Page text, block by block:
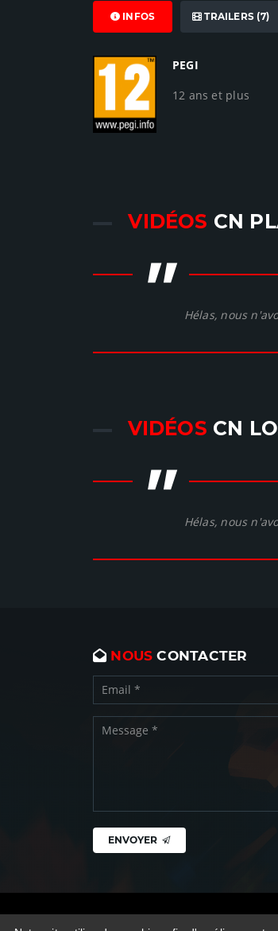
INFOS TRAILERS (7)
PEGI
12 ans et plus
VIDÉOS CN
" Hélas, nous
VIDÉOS CN
" Hélas, nous
NOUS CONTACTER
ENVOYER